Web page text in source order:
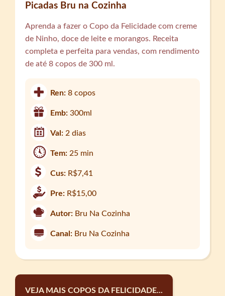
Picadas Bru na Cozinha
Aprenda a fazer o Copo da Felicidade com creme
de Ninho, doce de leite e morangos. Receita
completa e perfeita para vendas, com rendimento
de até 8 copos de 300 ml.
Ren:8 copos
Emb:300ml
Val:2 dias
Tem:25 min
Cus: R$7,41
Pre: R$15,00
Autor: Bru Na Cozinha
Canal: Bru Na Cozinha
VEJA MAIS COPOS DA FELICIDADE...